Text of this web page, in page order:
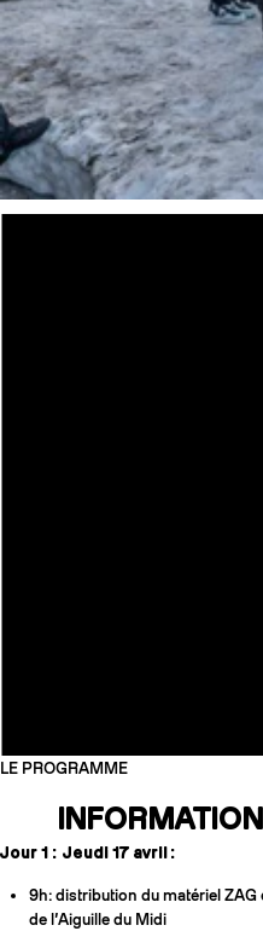
LE PROGRAMME
Jour 1 : Jeudi 17 avril :
9h: distribution du matériel ZAG
de l’Aiguille du Midi